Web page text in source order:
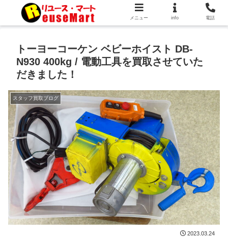
トーヨーコーケン ベビーホイスト DB-
N930 400kg / 電動工具を買取させていた
だきました！
スタッフ買取ブログ
2023.03.24
メニュー info 電話